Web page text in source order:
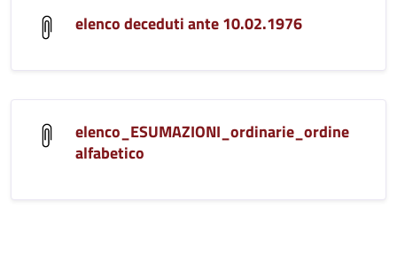
elenco deceduti ante 10.02.1976
elenco_ESUMAZIONI_ordinarie_ordine
alfabetico